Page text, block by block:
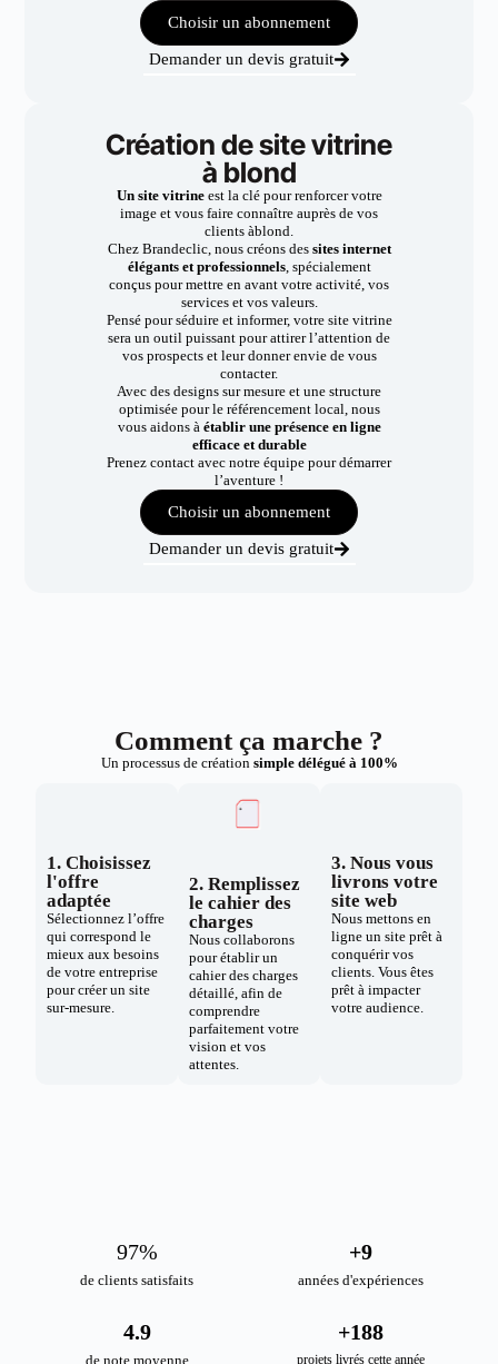
Choisir un abonnement
Demander un devis gratuit
Création de site vitrine
à blond
Un site vitrineest la clé pour renforcer votre
image et vous faire connaître auprès de vos
clients àblond.
Chez Brandeclic, nous créons dessites internet
élégants et professionnels, spécialement
conçus pour mettre en avant votre activité, vos
services et vos valeurs.
Pensé pour séduire et informer, votre site vitrine
sera un outil puissant pour attirer l’attention de
vos prospects et leur donner envie de vous
contacter.
Avec des designs sur mesure et une structure
optimisée pour le référencement local, nous
vous aidons à établir une présence en ligne
efficace et durable
Prenez contact avec notre équipe pour démarrer
l’aventure !
Choisir un abonnement
Demander un devis gratuit
Comment ça marche ?
Un processus de création simple délégué à 100%
1. Choisissez
l'offre
adaptée
Sélectionnez l’offre
qui correspond le
mieux aux besoins
de votre entreprise
pour créer un site
sur-mesure.
2. Remplissez
le cahier des
charges
Nous collaborons
pour établir un
cahier des charges
détaillé, afin de
comprendre
parfaitement votre
vision et vos
attentes.
3. Nous vous
livrons votre
site web
Nous mettons en
ligne un site prêt à
conquérir vos
clients. Vous êtes
prêt à impacter
votre audience.
de clients satisfaits
98%
années d'expériences
+10
de note moyenne
4.9
projets livrés cette année
+189